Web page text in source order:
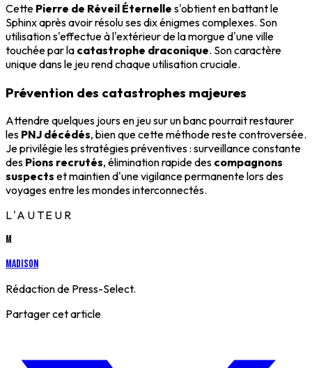
Cette Pierre de Réveil Éternelle s'obtient en battant le
Sphinx après avoir résolu ses dix énigmes complexes. Son
utilisation s'effectue à l'extérieur de la morgue d'une ville
touchée par la catastrophe draconique. Son caractère
unique dans le jeu rend chaque utilisation cruciale.
Prévention des catastrophes majeures
Attendre quelques jours en jeu sur un banc pourrait restaurer
les PNJ décédés, bien que cette méthode reste controversée.
Je privilégie les stratégies préventives : surveillance constante
des Pions recrutés, élimination rapide des compagnons
suspects et maintien d'une vigilance permanente lors des
voyages entre les mondes interconnectés.
L'AUTEUR
M
Madison
Rédaction de Press-Select.
Partager cet article